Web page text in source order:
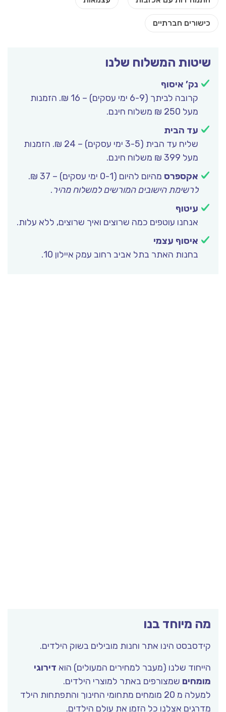
המשלוח שלנו
נק’ איסוף
קרובה לביתך (6-9 ימי עסקים) – 16 ₪. הזמנות
מעל 250 ₪ משלוח חינם.
עד הבית
שליח עד הבית (3-5 ימי עסקים) – 24 ₪. הזמנות
מעל 399 ₪ משלוח חינם.
אקספרסמהיום להיום (0-1 ימי עסקים) – 37 ₪.
לרשימת הישובים המורשים למשלוח מהיר.
עיטוף
אנחנו עוטפים כמה שרוצים ואיך שרוצים, ללא עלות.
איסוף עצמי
בחנות האתר בתל אביב רחוב עמק איילון 10.
מיוחד בנו
הינו אתר וחנות מובילים בשוק הילדים.
שלנו (מעבר למחירים המעולים) הוא דירוגי
שמצורפים באתר למוצרי הילדים.
למעלה מ 20 מומחים מתחומי החינוך והתפתחות הילד
אצלנו כל הזמן את עולם הילדים.